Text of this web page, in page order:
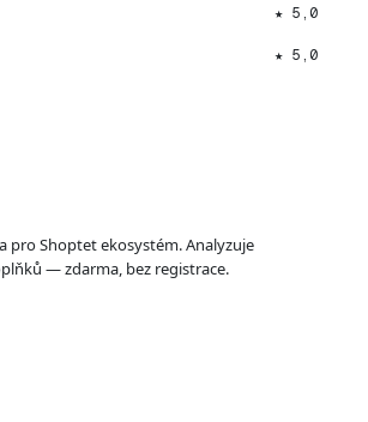
★ 5,0
★ 5,0
pro Shoptet ekosystém. Analyzuje
— zdarma, bez registrace.